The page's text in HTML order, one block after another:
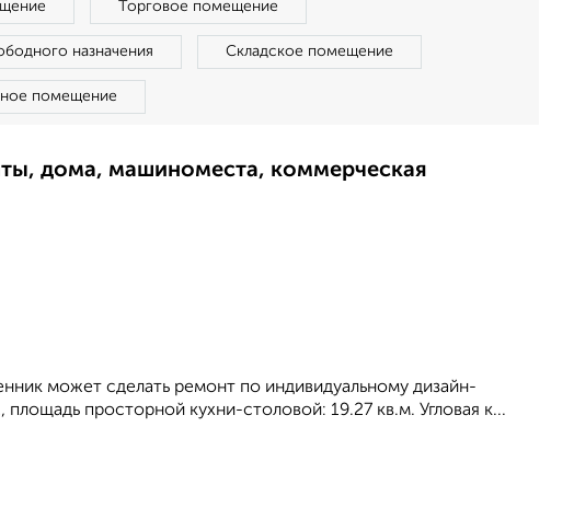
Торговое помещение
назначения Складское помещение
помещение
дома, машиноместа, коммерческая
может сделать ремонт по индивидуальному дизайн-
просторной кухни-столовой: 19.27 кв.м. Угловая к...